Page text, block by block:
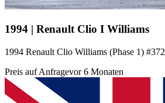
1994 | Renault Clio I Williams
1994 Renault Clio Williams (Phase 1) #372
Preis auf Anfragevor 6 Monaten